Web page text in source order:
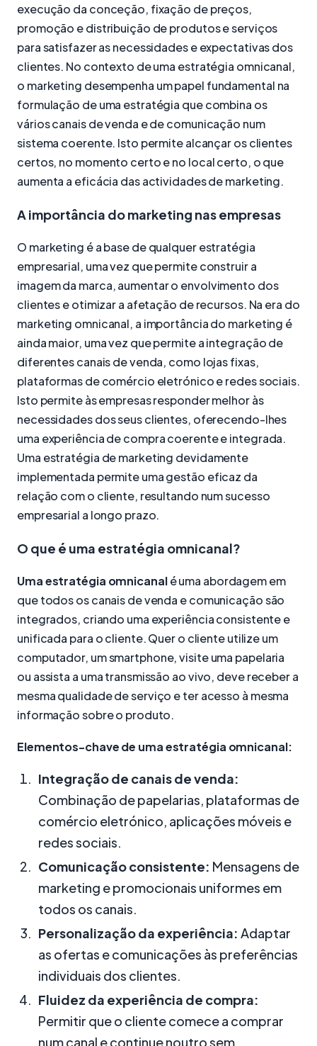
execução da conceção, fixação de preços,
promoção e distribuição de produtos e serviços
para satisfazer as necessidades e expectativas dos
clientes. No contexto de uma estratégia omnicanal,
o marketing desempenha um papel fundamental na
formulação de uma estratégia que combina os
vários canais de venda e de comunicação num
sistema coerente. Isto permite alcançar os clientes
certos, no momento certo e no local certo, o que
aumenta a eficácia das actividades de marketing.
A importância do marketing nas empresas
O marketing é a base de qualquer estratégia
empresarial, uma vez que permite construir a
imagem da marca, aumentar o envolvimento dos
clientes e otimizar a afetação de recursos. Na era do
marketing omnicanal, a importância do marketing é
ainda maior, uma vez que permite a integração de
diferentes canais de venda, como lojas fixas,
plataformas de comércio eletrónico e redes sociais.
Isto permite às empresas responder melhor às
necessidades dos seus clientes, oferecendo-lhes
uma experiência de compra coerente e integrada.
Uma estratégia de marketing devidamente
implementada permite uma gestão eficaz da
relação com o cliente, resultando num sucesso
empresarial a longo prazo.
O que é uma estratégia omnicanal?
Uma estratégia omnicanalé uma abordagem em
que todos os canais de venda e comunicação são
integrados, criando uma experiência consistente e
unificada para o cliente. Quer o cliente utilize um
computador, um smartphone, visite uma papelaria
ou assista a uma transmissão ao vivo, deve receber a
mesma qualidade de serviço e ter acesso à mesma
informação sobre o produto.
Elementos-chave de uma estratégia omnicanal:
Integração de canais de venda:
Combinação de papelarias, plataformas de
comércio eletrónico, aplicações móveis e
redes sociais.
Comunicação consistente: Mensagens de
marketing e promocionais uniformes em
todos os canais.
Personalização da experiência: Adaptar
as ofertas e comunicações às preferências
individuais dos clientes.
Fluidez da experiência de compra:
Permitir que o cliente comece a comprar
num canal e continue noutro sem